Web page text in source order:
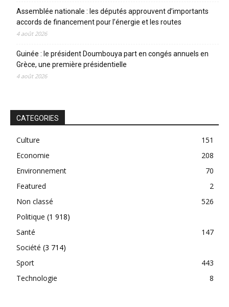
Assemblée nationale : les députés approuvent d’importants
accords de financement pour l’énergie et les routes
4 août 2026
Guinée : le président Doumbouya part en congés annuels en
Grèce, une première présidentielle
4 août 2026
CATEGORIES
Culture
151
Economie
208
Environnement
70
Featured
2
Non classé
526
Politique (1 918)
Santé
147
Société (3 714)
Sport
443
Technologie
8